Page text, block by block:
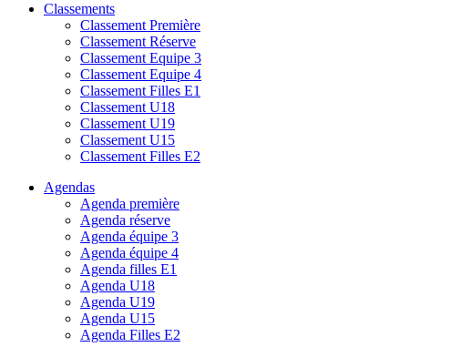
Classements
Classement Première
Classement Réserve
Classement Equipe 3
Classement Equipe 4
Classement Filles E1
Classement U18
Classement U19
Classement U15
Classement Filles E2
Agendas
Agenda première
Agenda réserve
Agenda équipe 3
Agenda équipe 4
Agenda filles E1
Agenda U18
Agenda U19
Agenda U15
Agenda Filles E2